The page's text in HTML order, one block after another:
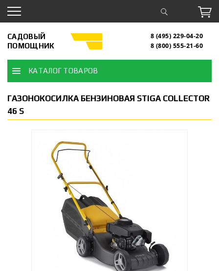
САДОВЫЙ
ПОМОЩНИК
8 (495) 229-04-20
8 (800) 555-21-60
КАТАЛОГ ТОВАРОВ
ГАЗОНОКОСИЛКА БЕНЗИНОВАЯ STIGA COLLECTOR
46 S